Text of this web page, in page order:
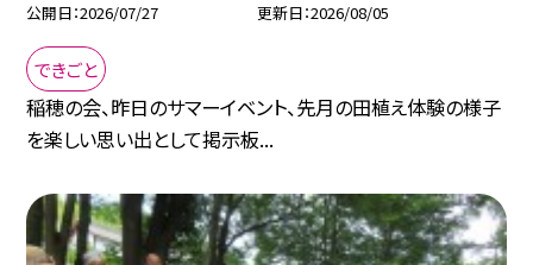
公開日 2026/07/27 更新日 2026/08/05
できごと
稲穂の会、昨日のサマーイベント、先月の田植え体験の様子
を楽しい思い出として掲示板...